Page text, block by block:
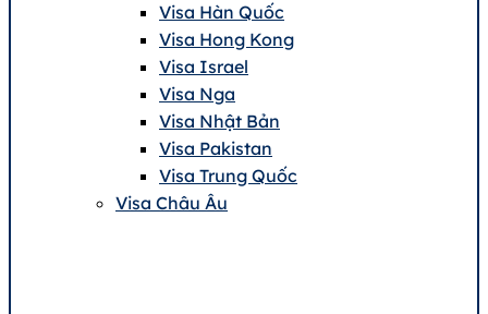
Visa Hàn Quốc
Visa Hong Kong
Visa Israel
Visa Nga
Visa Nhật Bản
Visa Pakistan
Visa Trung Quốc
Visa Châu Âu